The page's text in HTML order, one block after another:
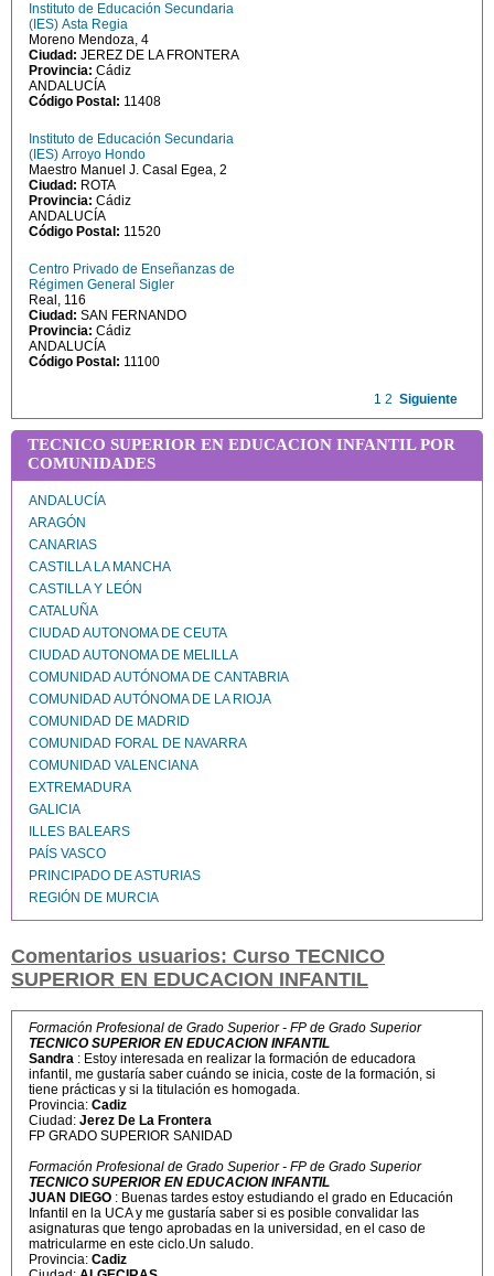
Instituto de Educación Secundaria
(IES) Asta Regia
Moreno Mendoza, 4
Ciudad: JEREZ DE LA FRONTERA
Provincia: Cádiz
ANDALUCÍA
Código Postal: 11408
Instituto de Educación Secundaria
(IES) Arroyo Hondo
Maestro Manuel J. Casal Egea, 2
Ciudad: ROTA
Provincia: Cádiz
ANDALUCÍA
Código Postal: 11520
Centro Privado de Enseñanzas de
Régimen General Sigler
Real, 116
Ciudad: SAN FERNANDO
Provincia: Cádiz
ANDALUCÍA
Código Postal: 11100
12 Siguiente
TECNICO SUPERIOR EN EDUCACION INFANTIL POR
COMUNIDADES
ANDALUCÍA
ARAGÓN
CANARIAS
CASTILLA LA MANCHA
CASTILLA Y LEÓN
CATALUÑA
CIUDAD AUTONOMA DE CEUTA
CIUDAD AUTONOMA DE MELILLA
COMUNIDAD AUTÓNOMA DE CANTABRIA
COMUNIDAD AUTÓNOMA DE LA RIOJA
COMUNIDAD DE MADRID
COMUNIDAD FORAL DE NAVARRA
COMUNIDAD VALENCIANA
EXTREMADURA
GALICIA
ILLES BALEARS
PAÍS VASCO
PRINCIPADO DE ASTURIAS
REGIÓN DE MURCIA
Comentarios usuarios: Curso TECNICO
SUPERIOR EN EDUCACION INFANTIL
Formación Profesional de Grado Superior - FP de Grado Superior
TECNICO SUPERIOR EN EDUCACION INFANTIL
Sandra : Estoy interesada en realizar la formación de educadora
infantil, me gustaría saber cuándo se inicia, coste de la formación, si
tiene prácticas y si la titulación es homogada.
Provincia: Cadiz
Ciudad: Jerez De La Frontera
FP GRADO SUPERIOR SANIDAD
Formación Profesional de Grado Superior - FP de Grado Superior
TECNICO SUPERIOR EN EDUCACION INFANTIL
JUAN DIEGO : Buenas tardes estoy estudiando el grado en Educación
Infantil en la UCA y me gustaría saber si es posible convalidar las
asignaturas que tengo aprobadas en la universidad, en el caso de
matricularme en este ciclo.Un saludo.
Provincia: Cadiz